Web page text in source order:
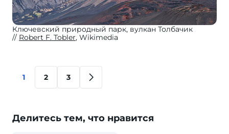
Ключевский природный парк, вулкан Толбачик
Robert F. Tobler, Wikimedia
1 2 3
Делитесь тем, что нравится